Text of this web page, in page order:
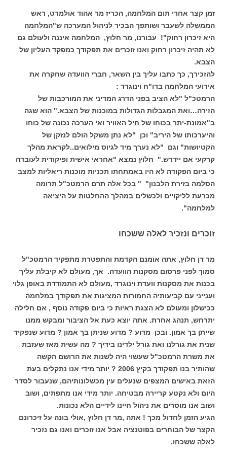
זמן קצר אחרי תום המלחמה, הכריז מר אהוד אולמרט, ראש
הממשלה לשעבר ושותפך הבכיר לניהול המערכה ש"המלחמה
היא זיכרון רחוק"! עבורנו, מר חלוץ, המלחמה איננה ולעולם גם
לא תהיה זיכרון רחוק ואנו זוכרים את תפקודך כמפקד העליון של
הצבא.
להזכירך, כך כתבו עליך בין השאר, חברי הוועדה שחקרה את
אירועי המלחמה בדו"ח וינוגרד :
הרמטכ"ל "לא הציב בפני הדרג המדיני את המורכבות של
הזירה…ואת המגבלות הגדולות במוכנות של הצבא." הוא שגה
ב"אמונת-יתר בכוחו של חיל האוויר ואי הערכה נכונה של כוחו
והיערכותו של היריב" וכן "לא נתן משקל הולם לנזקן של
הקטיושות" וגם "לא נערך מיד לגיוס מילואים..לקראת מהלך
קרקעי אם יידרש." חלוץ נמצא "אחראי אישית ופיקודית לעובדה
כי ביום הפקודה לא היו באמתחתו תכניות מוכנות ריאליות למצב
הסלמה בזירת הלבנון" " בכל אלה תרם הרמטכ"ל תרומה
מכרעת לליקויים ולכשלים במהלך ההחלטות על היציאה
למלחמה".
זוכרים ונזכיר לאלה ששכחו
מר דן חלוץ, אתה אומנם הקדמת והתפטרת מתפקיד הרמטכ"ל
סמוך לפני פרסום מסקנות הוועדה. אך, מעולם לא קיבלת עליך
בכנות את מסקנות וועדת וינוגרד ,מעולם לא התמודדת באופן גלוי
וענייני עם קביעותיה החמורות המציגות את תפקודך במלחמה
ככישלון ומעולם לא הצגת ראיות כי ביום פקודה נוסף , אם חלילה
יתרחש, תנהג אחרת. אתה יוצא כעת אל הציבור ומבקש ממנו
שייתן בך אמון. ובכן מדוע ? מדוע שניתן בך אמון ? מדוע שנפקיד
שנית את גורלנו ואת גורל ילדינו בידיך ? מה עשית מאז שעזבת
את משרת הרמטכ"ל שעשוי היה לשנות את הרושם הקשה
שהותיר בנו תפקודך בקיץ 2006 ? יותר מידי אנו נתקלים בעת
הזאת באישים המצפים שנעלים עין מכשלונותיהם, שנעבור לסדר
היום ולא נקטע קריירה מבטיחה. יותר מידי אנו מתפתים, ושוב
ושוב אנו מוסרים את ניהול חיינו לידיים הלא נכונות.
הגיע הזמן לחדול מכך ! אתה ,מר דן חלוץ ,אולי בונה על זיכרונם
הקצר של הבוחרים בפוטנציה אבל אנו זוכרים ואנו גם נזכיר
לאלה ששכחו.